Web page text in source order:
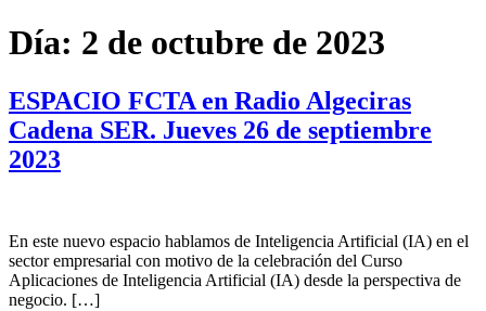
Día: 2 de octubre de 2023
ESPACIO FCTA en Radio Algeciras
Cadena SER. Jueves 26 de septiembre
2023
En este nuevo espacio hablamos de Inteligencia Artificial (IA) en el
sector empresarial con motivo de la celebración del Curso
Aplicaciones de Inteligencia Artificial (IA) desde la perspectiva de
negocio. […]